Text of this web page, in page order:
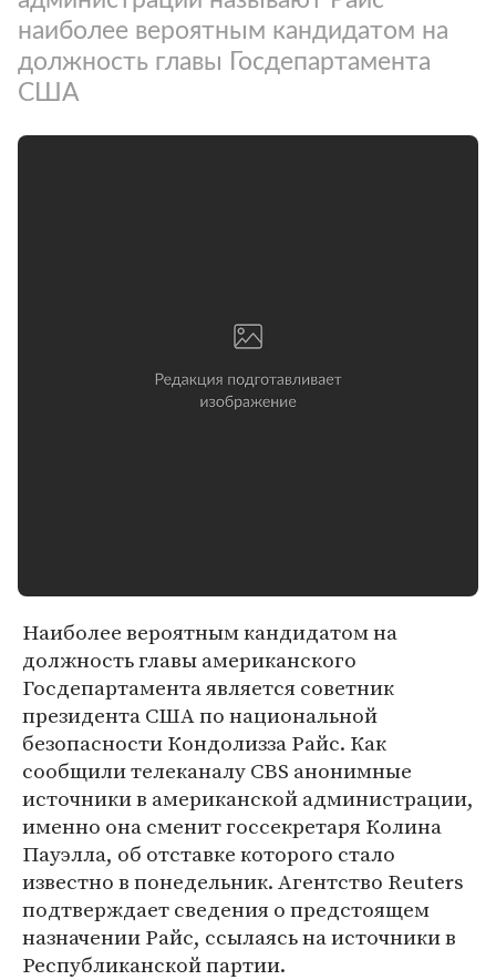
наиболее вероятным кандидатом на
должность главы Госдепартамента
США
Наиболее вероятным кандидатом на
должность главы американского
Госдепартамента является советник
президента США по национальной
безопасности Кондолизза Райс. Как
сообщили телеканалу CBS анонимные
источники в американской администрации,
именно она сменит госсекретаря Колина
Пауэлла, об отставке которого стало
известно в понедельник. Агентство Reuters
подтверждает сведения о предстоящем
назначении Райс, ссылаясь на источники в
Республиканской партии.